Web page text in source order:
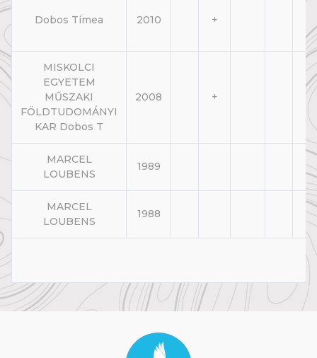
Dobos Tímea 2010 +
MISKOLCI
EGYETEM
MŰSZAKI
FÖLDTUDOMÁNYI
KAR Dobos T
2008 +
MARCEL
LOUBENS
1989
MARCEL
LOUBENS
1988